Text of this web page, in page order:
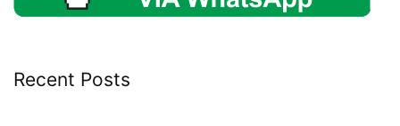
Recent Posts